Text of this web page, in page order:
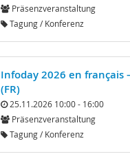
Präsenzveranstaltung
Tagung / Konferenz
Infoday 2026 en français
(FR)
25.11.2026 10:00 - 16:00
Präsenzveranstaltung
Tagung / Konferenz